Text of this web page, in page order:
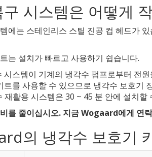
시스템은 어떻게
에는 스테인리스 스틸 진공 컵 헤드가
는 설치가 빠르고 사용하기 쉽습니다.
시스템이 기계의 냉각수 펌프로부터 전
트를 사용할 수 있으므로 냉각수 보호기
재활용 시스템은 30 ~ 45 분 안에 설치
를 줄이십시오. 지금 Wogaard에게 연
의 냉각수 보호기